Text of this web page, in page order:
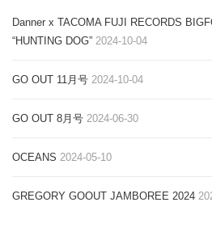
Danner x TACOMA FUJI RECORDS
“HUNTING DOG” 2024-10-04
GO OUT 11月号 2024-10-04
GO OUT 8月号 2024-06-30
OCEANS 2024-05-10
GREGORY GOOUT JAMBOREE 2024